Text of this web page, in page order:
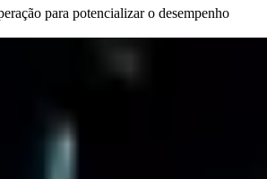
para potencializar o desempenho